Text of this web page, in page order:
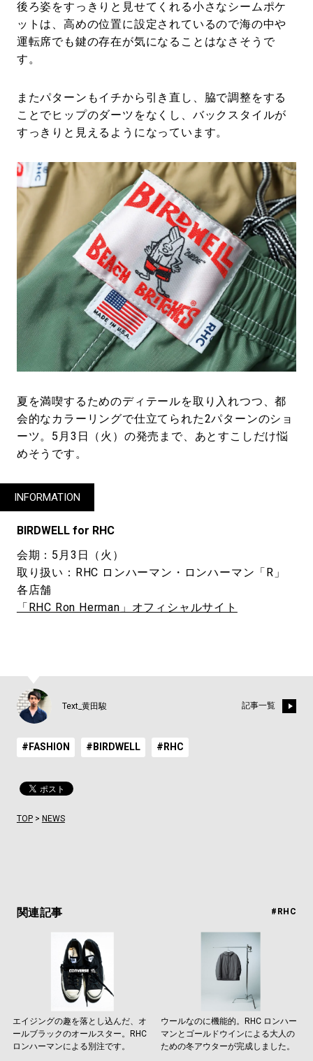
後ろ姿をすっきりと見せてくれる小さなシームポケ
ットは、高めの位置に設定されているので海の中や
運転席でも鍵の存在が気になることはなさそうで
す。
またパターンもイチから引き直し、脇で調整をする
ことでヒップのダーツをなくし、バックスタイルが
すっきりと見えるようになっています。
夏を満喫するためのディテールを取り入れつつ、都
会的なカラーリングで仕立てられた2パターンのショ
ーツ。5月3日（火）の発売まで、あとすこしだけ悩
めそうです。
INFORMATION
BIRDWELL for RHC
会期：5月3日（火）
取り扱い：RHC ロンハーマン・ロンハーマン「R」
各店舗
「RHC Ron Herman」オフィシャルサイト
Text_黄田駿 記事一覧
#FASHION #BIRDWELL #RHC
TOP> NEWS
関連記事 #RHC
エイジングの趣を落とし込んだ、オ
ールブラックのオールスター。RHC
ロンハーマンによる別注です。
ウールなのに機能的。RHC ロンハー
マンとゴールドウインによる大人の
ための冬アウターが完成しました。